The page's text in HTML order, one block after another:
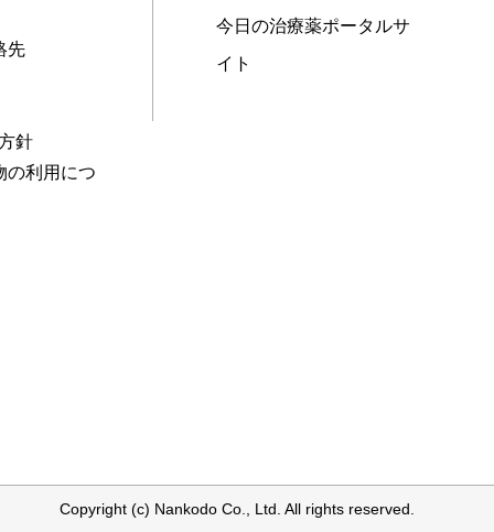
先
針
の利用につ
今日の治療薬ポータルサ
イト
Copyright (c) Nankodo Co., Ltd. All rights reserved.